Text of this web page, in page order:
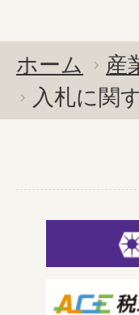
ホーム 産
入札に関